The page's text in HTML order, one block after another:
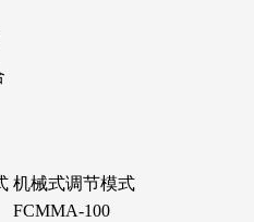
机械式调节模式
FCMMA-100